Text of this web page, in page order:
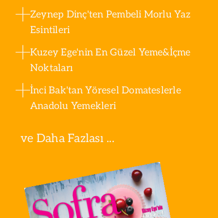
Zeynep Dinç'ten Pembeli Morlu Yaz
Esintileri
Kuzey Ege'nin En Güzel Yeme&İçme
Noktaları
İnci Bak'tan Yöresel Domateslerle
Anadolu Yemekleri
ve Daha Fazlası ...